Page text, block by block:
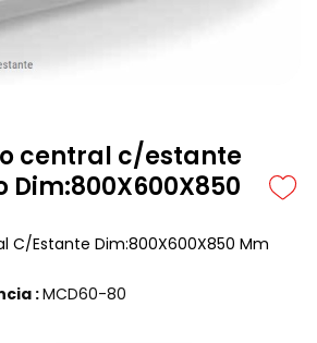
central c/estante
C/Estante Dim:800X600X850 Mm
:MCD60-80